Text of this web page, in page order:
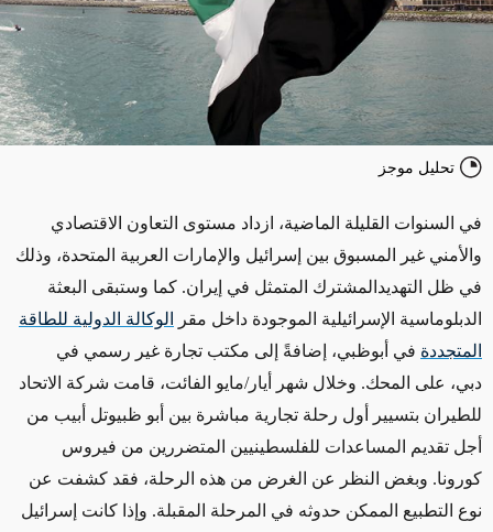
تحليل موجز
في السنوات القليلة الماضية، ازداد مستوى التعاون الاقتصادي
والأمني غير المسبوق بين إسرائيل والإمارات العربية المتحدة، وذلك
في ظل التهديدالمشترك المتمثل في إيران. كما وستبقى البعثة
الدبلوماسية الإسرائيلية الموجودة داخل مقر
الوكالة الدولية للطاقة
المتجددة في أبوظبي، إضافةً إلى مكتب تجارة غير رسمي في
دبي، على المحك. وخلال شهر أيار/مايو الفائت، قامت شركة الاتحاد
للطيران بتسيير أول رحلة تجارية مباشرة بين أبو ظبيوتل أبيب من
أجل تقديم المساعدات للفلسطينيين المتضررين من فيروس
كورونا. وبغض النظر عن الغرض من هذه الرحلة، فقد كشفت عن
نوع التطبيع الممكن حدوثه في المرحلة المقبلة. وإذا كانت إسرائيل